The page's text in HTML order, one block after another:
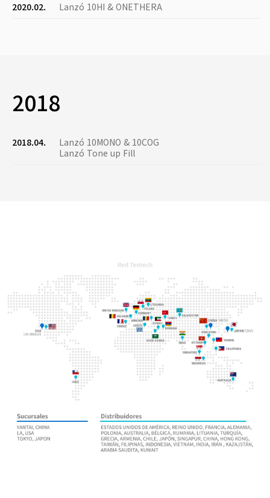
2020.02.
Lanzó 10HI & ONETHERA
2018
2018.04.
Lanzó 10MONO & 10COG
Lanzó Tone up Fill